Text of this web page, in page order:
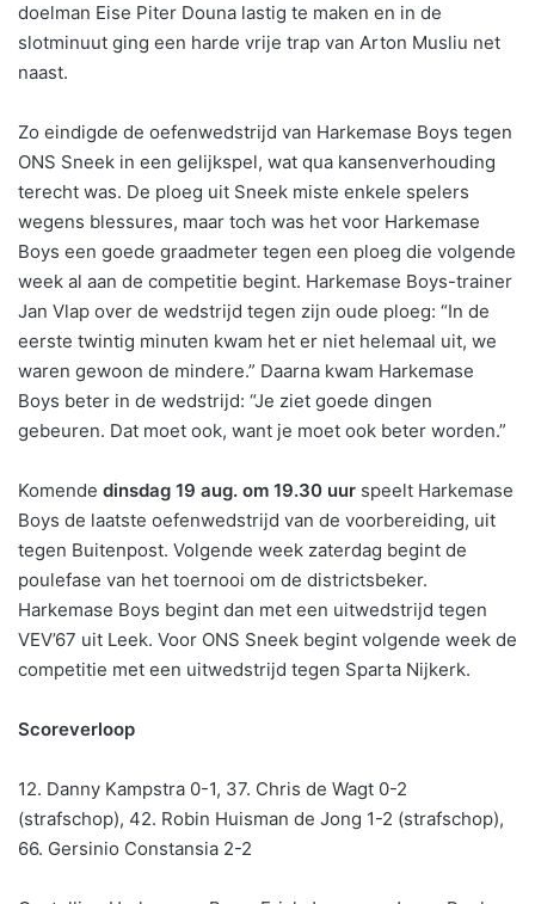
doelman Eise Piter Douna lastig te maken en in de
slotminuut ging een harde vrije trap van Arton Musliu net
naast.
Zo eindigde de oefenwedstrijd van Harkemase Boys tegen
ONS Sneek in een gelijkspel, wat qua kansenverhouding
terecht was. De ploeg uit Sneek miste enkele spelers
wegens blessures, maar toch was het voor Harkemase
Boys een goede graadmeter tegen een ploeg die volgende
week al aan de competitie begint. Harkemase Boys-trainer
Jan Vlap over de wedstrijd tegen zijn oude ploeg: “In de
eerste twintig minuten kwam het er niet helemaal uit, we
waren gewoon de mindere.” Daarna kwam Harkemase
Boys beter in de wedstrijd: “Je ziet goede dingen
gebeuren. Dat moet ook, want je moet ook beter worden.”
Komende dinsdag 19 aug. om 19.30 uur speelt Harkemase
Boys de laatste oefenwedstrijd van de voorbereiding, uit
tegen Buitenpost. Volgende week zaterdag begint de
poulefase van het toernooi om de districtsbeker.
Harkemase Boys begint dan met een uitwedstrijd tegen
VEV’67 uit Leek. Voor ONS Sneek begint volgende week de
competitie met een uitwedstrijd tegen Sparta Nijkerk.
Scoreverloop
12. Danny Kampstra 0-1, 37. Chris de Wagt 0-2
(strafschop), 42. Robin Huisman de Jong 1-2 (strafschop),
66. Gersinio Constansia 2-2